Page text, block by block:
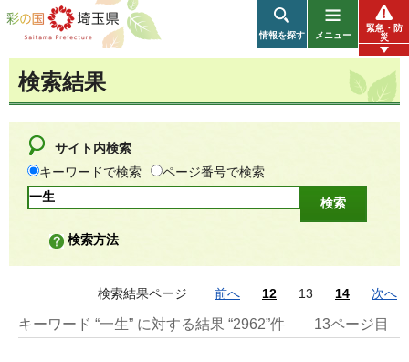
彩の国 埼玉県
情報を探す メニュー
緊急・防
災
検索結果
サイト内検索
キーワードで検索
ページ番号で検索
検索方法
検索結果ページ 前へ 12 13 14 次へ
キーワード “一生” に対する結果 “2962”件 13ページ目